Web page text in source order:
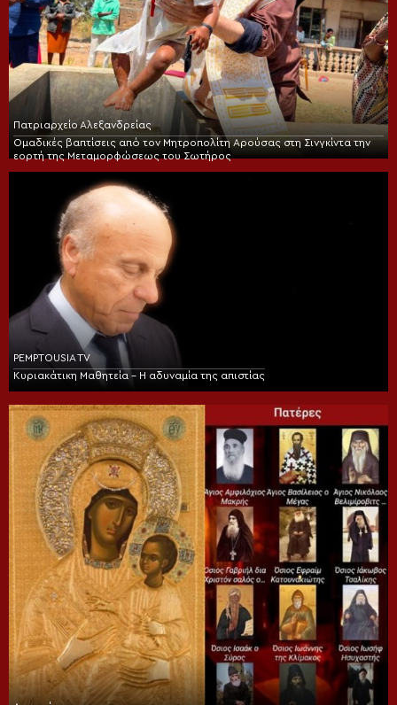
Πατριαρχείο Αλεξανδρείας
Ομαδικές βαπτίσεις από τον Μητροπολίτη Αρούσας στη Σινγκίντα την
εορτή της Μεταμορφώσεως του Σωτήρος
PEMPTOUSIA TV
Κυριακάτικη Μαθητεία – Η αδυναμία της απιστίας